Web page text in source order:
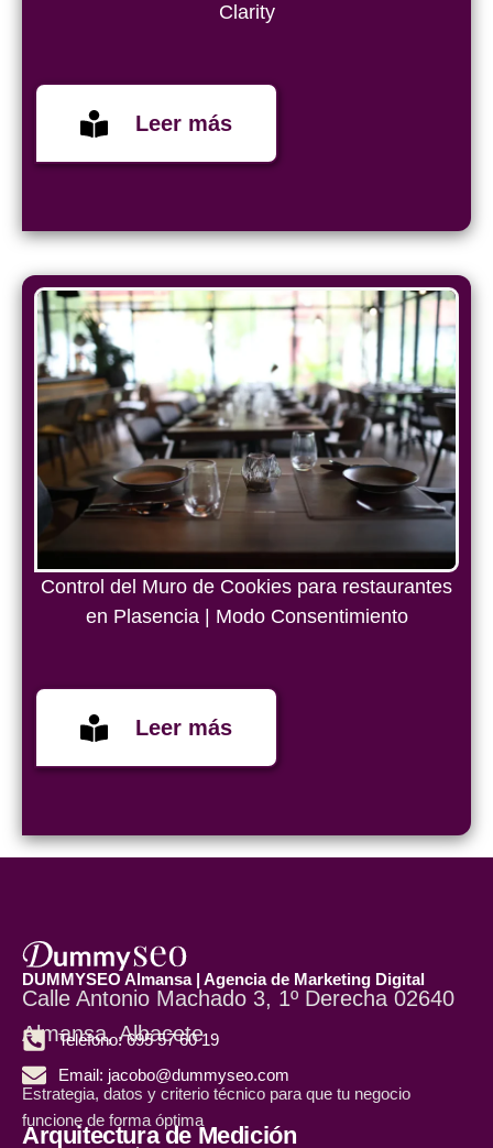
Clarity
Leer más
Control del Muro de Cookies para restaurantes
en Plasencia | Modo Consentimiento
Leer más
DUMMYSEO Almansa | Agencia de Marketing Digital
Calle Antonio Machado 3, 1º Derecha 02640
Almansa, Albacete
Teléfono: 695 57 60 19
Email: jacobo@dummyseo.com
Estrategia, datos y criterio técnico para que tu negocio
funcione de forma óptima
Arquitectura de Medición